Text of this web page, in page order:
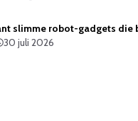
slimme robot-gadgets
30 juli 2026